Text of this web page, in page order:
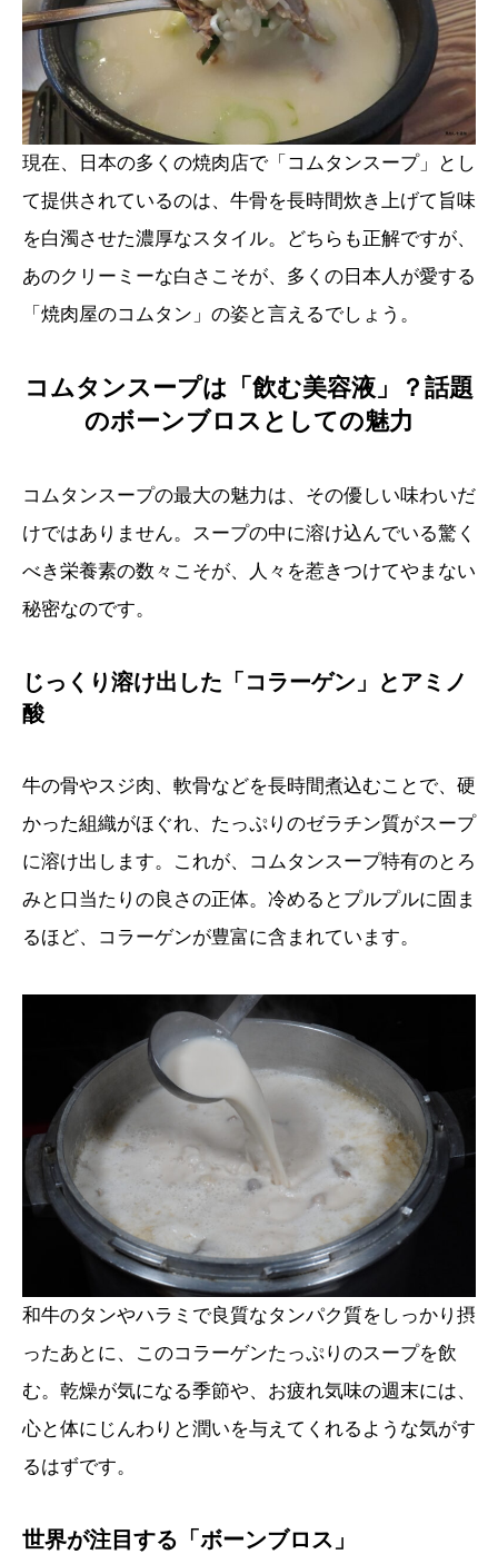
現在、日本の多くの焼肉店で「コムタンスープ」とし
て提供されているのは、牛骨を長時間炊き上げて旨味
を白濁させた濃厚なスタイル。どちらも正解ですが、
あのクリーミーな白さこそが、多くの日本人が愛する
「焼肉屋のコムタン」の姿と言えるでしょう。
コムタンスープは「飲む美容液」？話題
のボーンブロスとしての魅力
コムタンスープの最大の魅力は、その優しい味わいだ
けではありません。スープの中に溶け込んでいる驚く
べき栄養素の数々こそが、人々を惹きつけてやまない
秘密なのです。
じっくり溶け出した「コラーゲン」とアミノ
酸
牛の骨やスジ肉、軟骨などを長時間煮込むことで、硬
かった組織がほぐれ、たっぷりのゼラチン質がスープ
に溶け出します。これが、コムタンスープ特有のとろ
みと口当たりの良さの正体。冷めるとプルプルに固ま
るほど、コラーゲンが豊富に含まれています。
和牛のタンやハラミで良質なタンパク質をしっかり摂
ったあとに、このコラーゲンたっぷりのスープを飲
む。乾燥が気になる季節や、お疲れ気味の週末には、
心と体にじんわりと潤いを与えてくれるような気がす
るはずです。
世界が注目する「ボーンブロス」